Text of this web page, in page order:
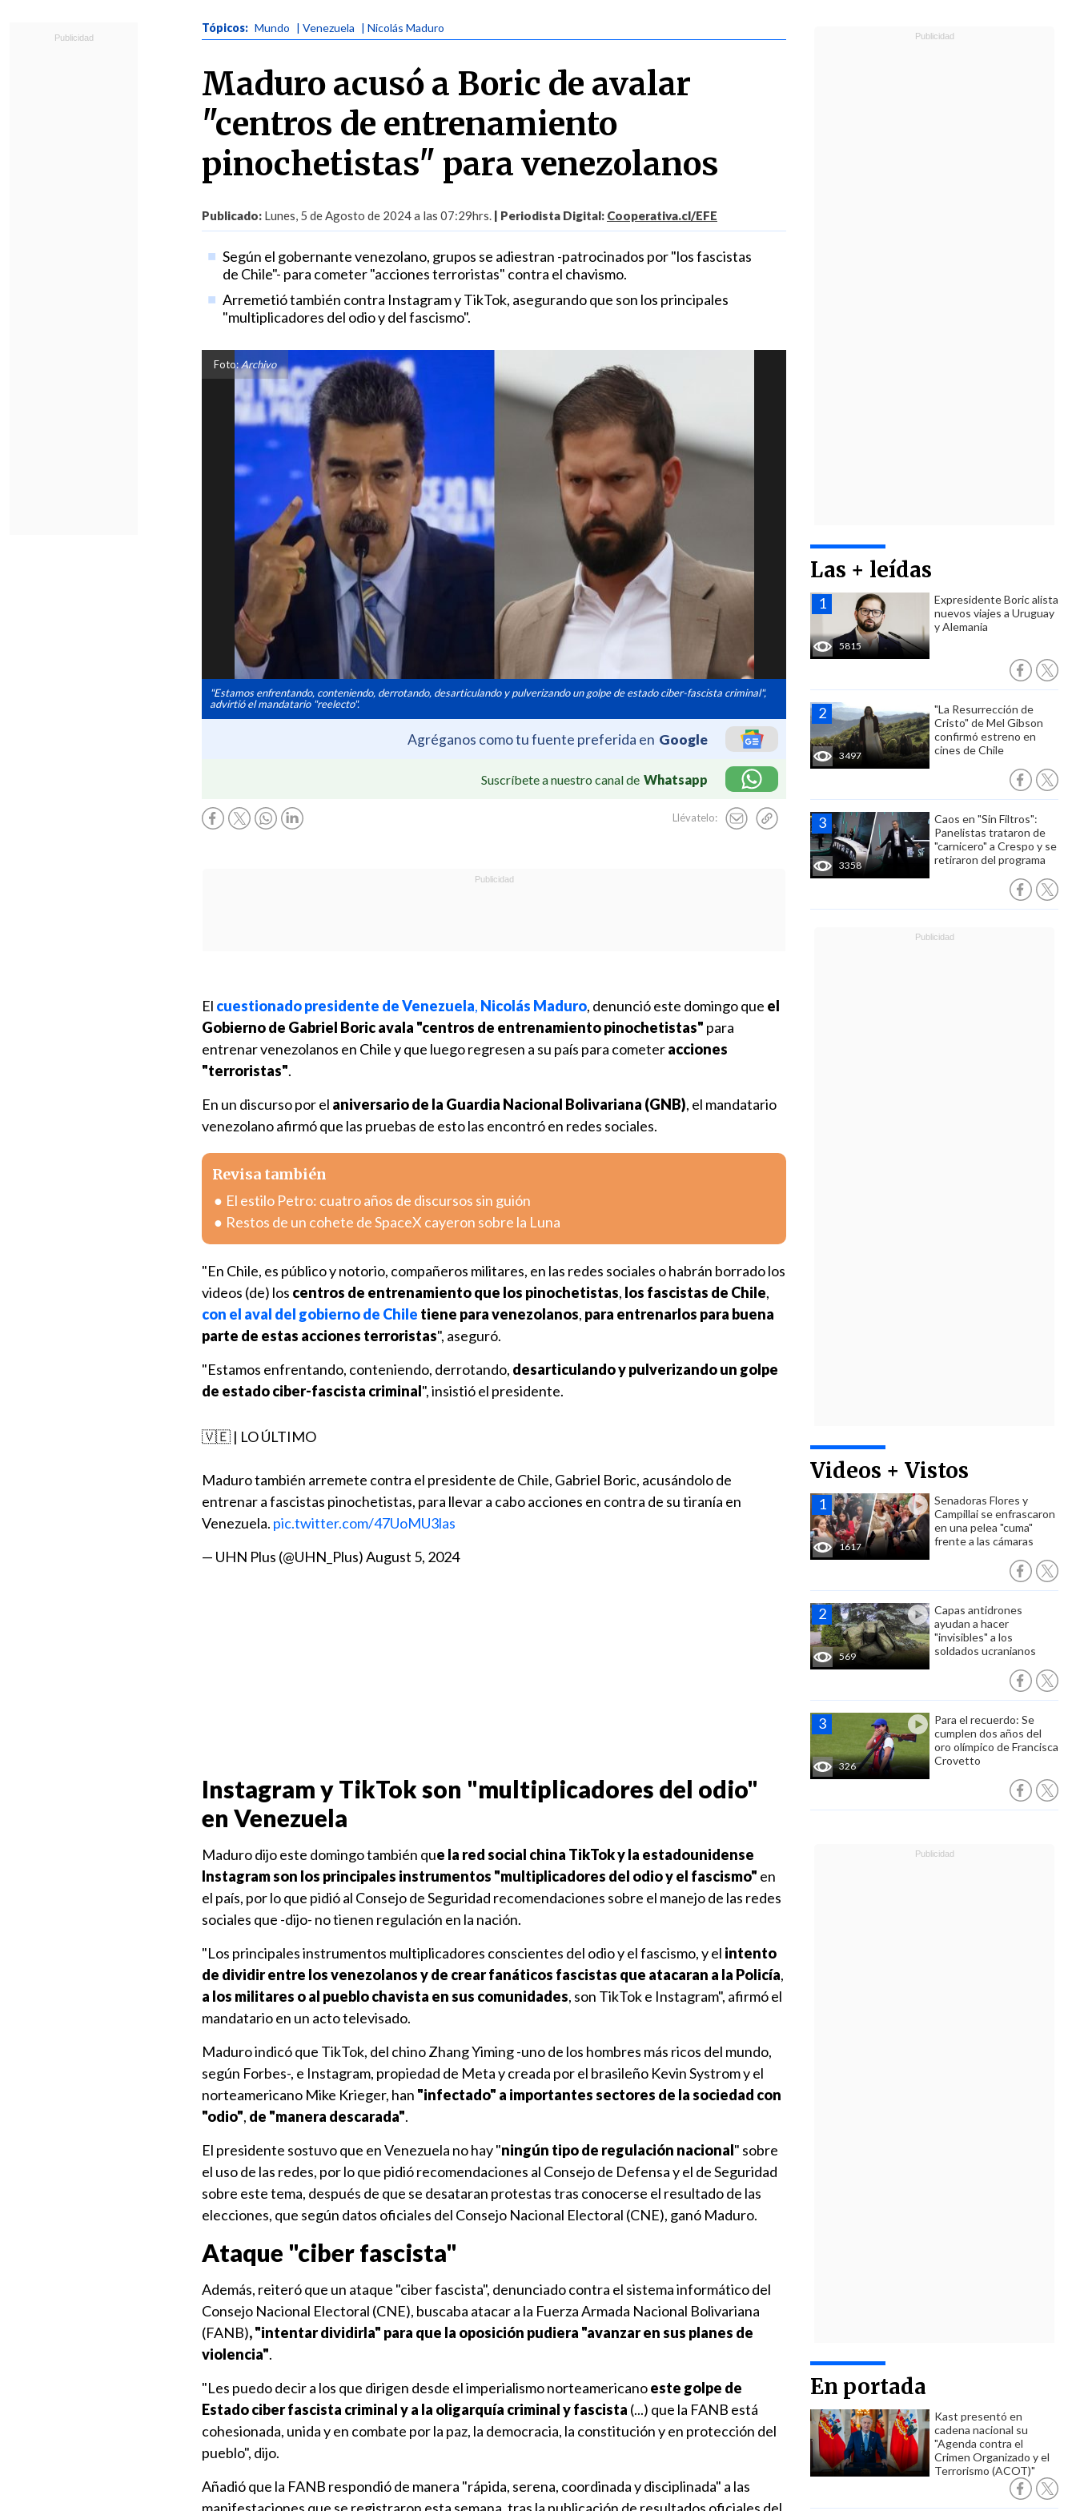
Tópicos: Mundo | Venezuela | Nicolás Maduro
Maduro acusó a Boric de avalar
"centros de entrenamiento
pinochetistas" para venezolanos
Publicado: Lunes, 5 de Agosto de 2024 a las 07:29hrs. | Periodista Digital: Cooperativa.cl/EFE
Según el gobernante venezolano, grupos se adiestran -patrocinados por "los fascistas
de Chile"- para cometer "acciones terroristas" contra el chavismo.
Arremetió también contra Instagram y TikTok, asegurando que son los principales
"multiplicadores del odio y del fascismo".
Foto:Archivo
"Estamos enfrentando, conteniendo, derrotando, desarticulando y pulverizando un golpe de estado ciber-fascista criminal",
advirtió el mandatario "reelecto".
Agréganos como tu fuente preferida en Google
Suscríbete a nuestro canal de Whatsapp
Llévatelo:
Las + leídas
5815
Expresidente Boric alista
nuevos viajes a Uruguay
y Alemania
3497
"La Resurrección de
Cristo" de Mel Gibson
confirmó estreno en
cines de Chile
3358
Caos en "Sin Filtros":
Panelistas trataron de
"carnicero" a Crespo y se
retiraron del programa
Videos + Vistos
1617
Senadoras Flores y
Campillai se enfrascaron
en una pelea "cuma"
frente a las cámaras
569
Capas antidrones
ayudan a hacer
"invisibles" a los
soldados ucranianos
326
Para el recuerdo: Se
cumplen dos años del
oro olímpico de Francisca
Crovetto
En portada
Kast presentó en
cadena nacional su
"Agenda contra el
Crimen Organizado y el
Terrorismo (ACOT)"
El cuestionado presidente de Venezuela, Nicolás Maduro, denunció este domingo que el
Gobierno de Gabriel Boric avala "centros de entrenamiento pinochetistas" para
entrenar venezolanos en Chile y que luego regresen a su país para cometeracciones
"terroristas".
En un discurso por el aniversario de la Guardia Nacional Bolivariana (GNB), el mandatario
venezolano afirmó que las pruebas de esto las encontró en redes sociales.
Revisa también
El estilo Petro: cuatro años de discursos sin guión
Restos de un cohete de SpaceX cayeron sobre la Luna
"En Chile, es público y notorio, compañeros militares, en las redes sociales o habrán borrado los
videos (de) los centros de entrenamiento que los pinochetistas, los fascistas de Chile,
con el aval del gobierno de Chile tiene para venezolanos, para entrenarlos para buena
parte de estas acciones terroristas", aseguró.
"Estamos enfrentando, conteniendo, derrotando, desarticulando y pulverizando un golpe
de estado ciber-fascista criminal", insistió el presidente.
🇻🇪 | LO ÚLTIMO
Maduro también arremete contra el presidente de Chile, Gabriel Boric, acusándolo de
entrenar a fascistas pinochetistas, para llevar a cabo acciones en contra de su tiranía en
Venezuela. pic.twitter.com/47UoMU3las
— UHN Plus (@UHN_Plus)August 5, 2024
Instagram y TikTok son "multiplicadores del odio"
en Venezuela
Maduro dijo este domingo también que la red social china TikTok y la estadounidense
Instagram son los principales instrumentos "multiplicadores del odio y el fascismo" en
el país, por lo que pidió al Consejo de Seguridad recomendaciones sobre el manejo de las redes
sociales que -dijo- no tienen regulación en la nación.
"Los principales instrumentos multiplicadores conscientes del odio y el fascismo, y el intento
de dividir entre los venezolanos y de crear fanáticos fascistas que atacaran a la Policía,
a los militares o al pueblo chavista en sus comunidades, son TikTok e Instagram", afirmó el
mandatario en un acto televisado.
Maduro indicó que TikTok, del chino Zhang Yiming -uno de los hombres más ricos del mundo,
según Forbes-, e Instagram, propiedad de Meta y creada por el brasileño Kevin Systrom y el
norteamericano Mike Krieger, han "infectado" a importantes sectores de la sociedad con
"odio", de "manera descarada".
El presidente sostuvo que en Venezuela no hay "ningún tipo de regulación nacional" sobre
el uso de las redes, por lo que pidió recomendaciones al Consejo de Defensa y el de Seguridad
sobre este tema, después de que se desataran protestas tras conocerse el resultado de las
elecciones, que según datos oficiales del Consejo Nacional Electoral (CNE), ganó Maduro.
Ataque "ciber fascista"
Además, reiteró que un ataque "ciber fascista", denunciado contra el sistema informático del
Consejo Nacional Electoral (CNE), buscaba atacar a la Fuerza Armada Nacional Bolivariana
(FANB), "intentar dividirla" para que la oposición pudiera "avanzar en sus planes de
violencia".
"Les puedo decir a los que dirigen desde el imperialismo norteamericanoeste golpe de
Estado ciber fascista criminal y a la oligarquía criminal y fascista (...) que la FANB está
cohesionada, unida y en combate por la paz, la democracia, la constitución y en protección del
pueblo", dijo.
Añadió que la FANB respondió de manera "rápida, serena, coordinada y disciplinada" a las